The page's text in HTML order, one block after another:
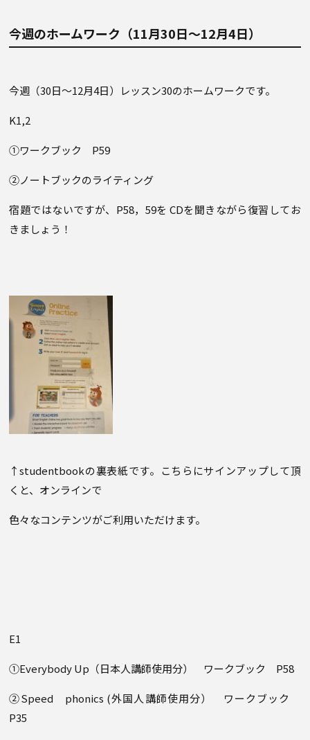
今週のホームワーク（11月30日～12月4日）
今週（30日～12月4日）レッスン30のホームワークです。
K1,2
①ワークブック P59
②ノートブックのライティング
宿題ではないですが、P58，59を CDを聞きながら復習してお
きましょう！
↑studentbookの裏表紙です。こちらにサインアップして頂
くと、オンラインで
色々なコンテンツがご利用いただけます。
E1
①Everybody Up（日本人講師使用分） ワークブック P58
②Speed phonics (外国人講師使用分） ワークブック
P35